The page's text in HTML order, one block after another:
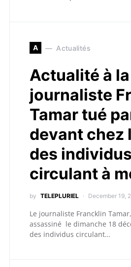
A Actualités
Actualité à
journaliste
Tamar tué
devant chez
des individus
circulant à
by TELEPLURIEL December 19,
Le journaliste Francklin
assassiné le dimanche 18
des individus circulant…